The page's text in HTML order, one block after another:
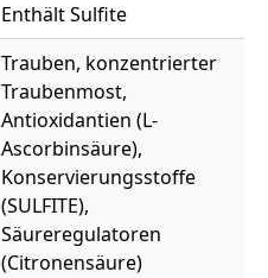
Enthält Sulfite
Trauben, konzentrierter
Traubenmost,
Antioxidantien (L-
Ascorbinsäure),
Konservierungsstoffe
(SULFITE),
Säureregulatoren
(Citronensäure)